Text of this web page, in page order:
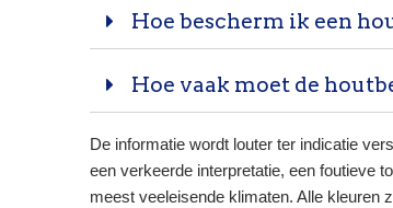
Hoe bescherm ik een
Hoe vaak moet de
De informatie wordt louter ter indicatie
een verkeerde interpretatie, een foutieve
meest veeleisende klimaten. Alle kleuren